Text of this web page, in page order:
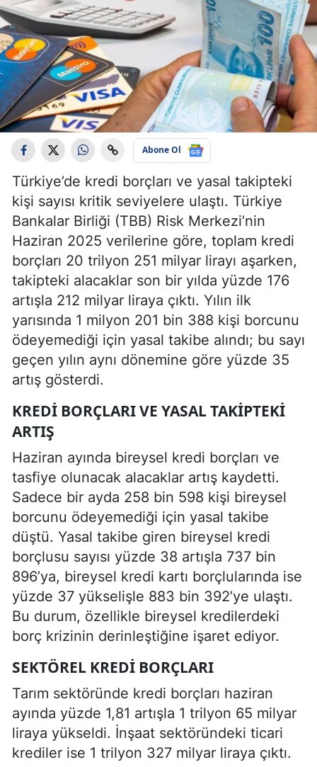
Abone Ol
Türkiye’de kredi borçları ve yasal takipteki
kişi sayısı kritik seviyelere ulaştı. Türkiye
Bankalar Birliği (TBB) Risk Merkezi’nin
Haziran 2025 verilerine göre, toplam kredi
borçları 20 trilyon 251 milyar lirayı aşarken,
takipteki alacaklar son bir yılda yüzde 176
artışla 212 milyar liraya çıktı. Yılın ilk
yarısında 1 milyon 201 bin 388 kişi borcunu
ödeyemediği için yasal takibe alındı; bu sayı
geçen yılın aynı dönemine göre yüzde 35
artış gösterdi.
KREDI BORÇLARI VE YASAL TAKIPTEKI
ARTIŞ
Haziran ayında bireysel kredi borçları ve
tasfiye olunacak alacaklar artış kaydetti.
Sadece bir ayda 258 bin 598 kişi bireysel
borcunu ödeyemediği için yasal takibe
düştü. Yasal takibe giren bireysel kredi
borçlusu sayısı yüzde 38 artışla 737 bin
896’ya, bireysel kredi kartı borçlularında ise
yüzde 37 yükselişle 883 bin 392’ye ulaştı.
Bu durum, özellikle bireysel kredilerdeki
borç krizinin derinleştiğine işaret ediyor.
SEKTÖREL KREDI BORÇLARI
Tarım sektöründe kredi borçları haziran
ayında yüzde 1,81 artışla 1 trilyon 65 milyar
liraya yükseldi. İnşaat sektöründeki ticari
krediler ise 1 trilyon 327 milyar liraya çıktı.